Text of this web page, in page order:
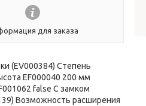
для заказа
(EV000384) Степень
EF000040 200 мм
false С замком
Возможность расширения